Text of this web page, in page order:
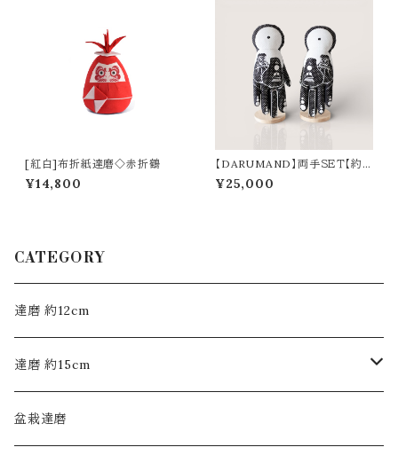
[紅白]布折紙達磨◇赤折鶴
¥14,800
【DARUMAND】両手ＳＥＴ【約4
6cm！!】
¥25,000
CATEGORY
達磨 約12cm
達磨 約15cm
モヒカン布達磨
盆栽達磨